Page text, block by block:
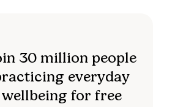
30 million people
everyday
wellbeing for free